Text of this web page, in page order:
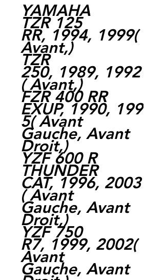
YAMAHA
TZR 125
RR, 1994, 1999(
Avant,)
TZR
250, 1989, 1992
( Avant,)
FZR 400 RR
EXUP, 1990, 199
5( Avant
Gauche, Avant
Droit,)
YZF 600 R
THUNDER
CAT, 1996, 2003
( Avant
Gauche, Avant
Droit,)
YZF 750
R7, 1999, 2002(
Avant
Gauche, Avant